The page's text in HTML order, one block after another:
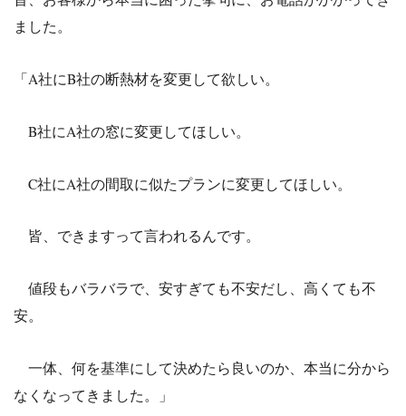
ました。
「A社にB社の断熱材を変更して欲しい。
B社にA社の窓に変更してほしい。
C社にA社の間取に似たプランに変更してほしい。
皆、できますって言われるんです。
値段もバラバラで、安すぎても不安だし、高くても不
安。
一体、何を基準にして決めたら良いのか、本当に分から
なくなってきました。」